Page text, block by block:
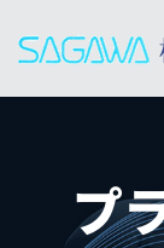
プ